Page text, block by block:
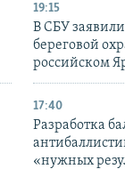
19:15
В СБУ
береговой
российском
17:40
Разработка
«нужных